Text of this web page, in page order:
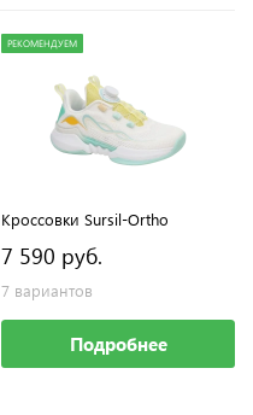
РЕКОМЕНДУЕМ
Кроссовки Sursil-Ortho
7 590 руб.
7 вариантов
Подробнее